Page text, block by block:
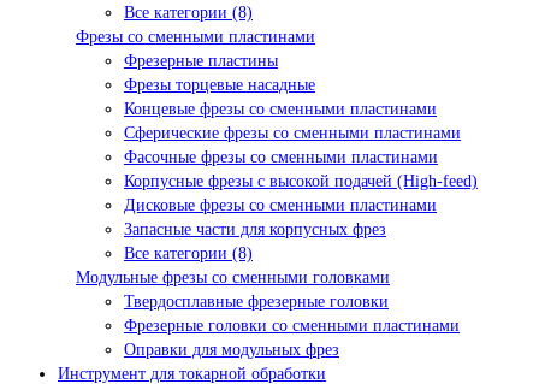
Все категории (8)
Фрезы со сменными пластинами
Фрезерные пластины
Фрезы торцевые насадные
Концевые фрезы со сменными пластинами
Сферические фрезы со сменными пластинами
Фасочные фрезы со сменными пластинами
Корпусные фрезы с высокой подачей (High-feed)
Дисковые фрезы со сменными пластинами
Запасные части для корпусных фрез
Все категории (8)
Модульные фрезы со сменными головками
Твердосплавные фрезерные головки
Фрезерные головки со сменными пластинами
Оправки для модульных фрез
Инструмент для токарной обработки